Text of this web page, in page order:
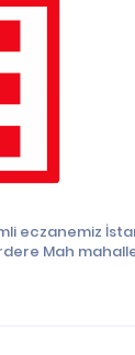
eczanemiz
Mah